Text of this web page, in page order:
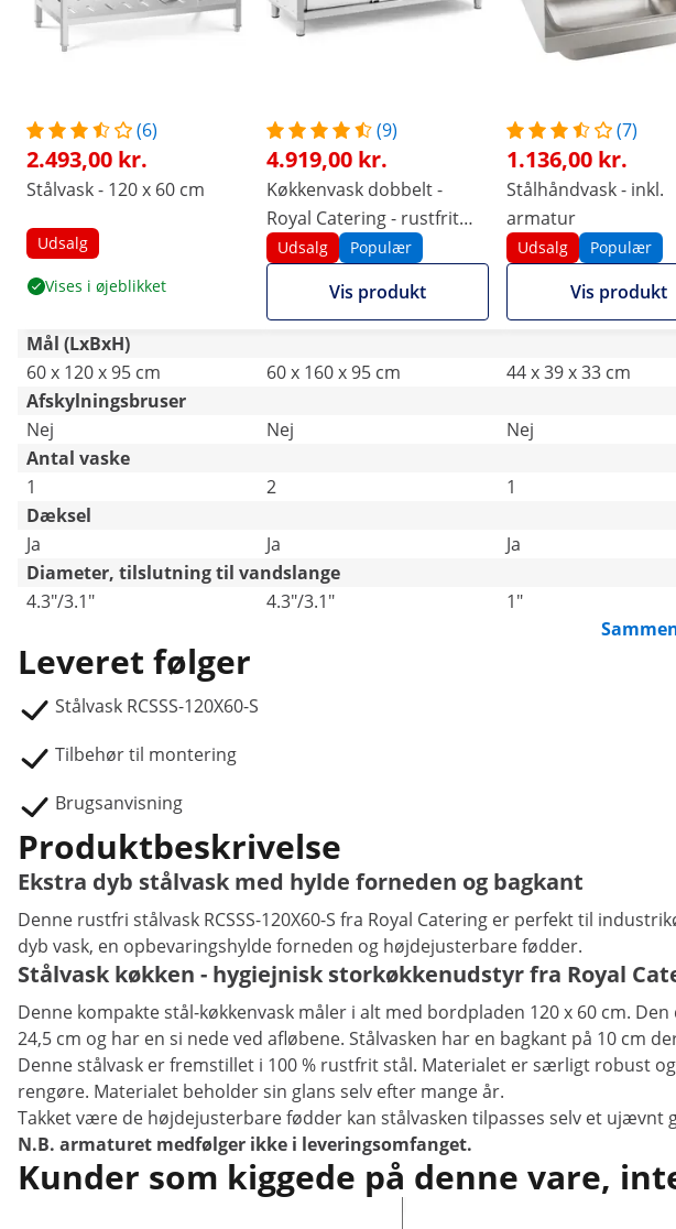
(6)
2.493,00 kr.
Stålvask - 120 x 60 cm
Udsalg
Vises i øjeblikket
(9)
4.919,00 kr.
Køkkenvask dobbelt -
Royal Catering - rustfrit
stål - 160 x 60 cm
Udsalg Populær
Vis produkt
(7)
1.136,00 kr.
Stålhåndvask - inkl.
armatur
Udsalg Populær
Vis produkt
Mål (LxBxH)
60 x 120 x 95 cm
60 x 160 x 95 cm 44 x 39 x 33 cm
Afskylningsbruser
Nej
Nej Nej
Antal vaske
1
2 1
Dæksel
Ja
Ja Ja
Diameter, tilslutning til vandslange
4.3"/3.1"
4.3"/3.1" 1"
Leveret følger
Stålvask RCSSS-120X60-S
Tilbehør til montering
Brugsanvisning
Produktbeskrivelse
Ekstra dyb stålvask med hylde forneden og bagkant
Denne rustfri stålvask RCSSS-120X60-S fra Royal Catering er perfekt til
dyb vask, en opbevaringshylde forneden og højdejusterbare fødder.
Stålvask køkken - hygiejnisk storkøkkenudstyr fra Royal
Denne kompakte stål-køkkenvask måler i alt med bordpladen 120 x 60 cm.
24,5 cm og har en si nede ved afløbene. Stålvasken har en bagkant på 10 cm
Denne stålvask er fremstillet i 100 % rustfrit stål. Materialet er særligt robust
rengøre. Materialet beholder sin glans selv efter mange år.
Takket være de højdejusterbare fødder kan stålvasken tilpasses selv et ujævnt
N.B. armaturet medfølger ikke i leveringsomfanget.
Kunder som kiggede på denne vare,